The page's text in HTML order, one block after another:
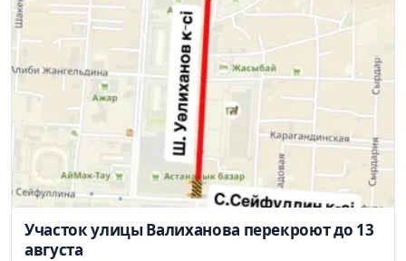
Участок улицы Валиханова перекроют до 13
августа